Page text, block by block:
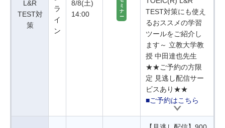
L&R
TEST対
策
ラ
イ
ン
8/8(土)
14:00
ミ
ナ
ー
TEST対策にも使え
るおススメの学習
ツールをご紹介し
ます～ 立教大学教
授 中田達也先生
★★ご予約の方限
定 見逃し配信サー
ビスあり★★
■ご予約はこちら